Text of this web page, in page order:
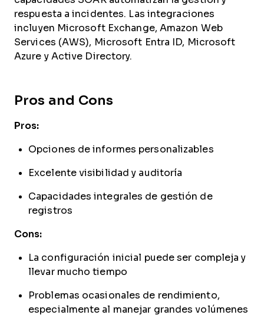
respuesta a incidentes. Las integraciones
incluyen Microsoft Exchange, Amazon Web
Services (AWS), Microsoft Entra ID, Microsoft
Azure y Active Directory.
Pros and Cons
Pros:
Opciones de informes personalizables
Excelente visibilidad y auditoría
Capacidades integrales de gestión de
registros
Cons:
La configuración inicial puede ser compleja y
llevar mucho tiempo
Problemas ocasionales de rendimiento,
especialmente al manejar grandes volúmenes